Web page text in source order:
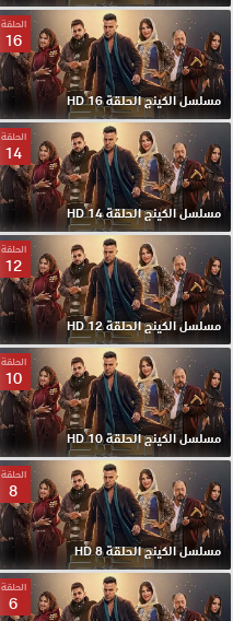
الحلقة
16
مسلسل الكينج الحلقة 16 HD
الحلقة
14
مسلسل الكينج الحلقة 14 HD
الحلقة
12
مسلسل الكينج الحلقة 12 HD
الحلقة
10
مسلسل الكينج الحلقة 10 HD
الحلقة
8
مسلسل الكينج الحلقة 8 HD
الحلقة
6